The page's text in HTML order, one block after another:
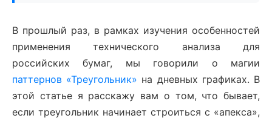
В прошлый раз, в рамках изучения особенностей
применения технического анализа для
российских бумаг, мы говорили о магии
паттернов «Треугольник» на дневных графиках. В
этой статье я расскажу вам о том, что бывает,
если треугольник начинает строиться с «апекса»,